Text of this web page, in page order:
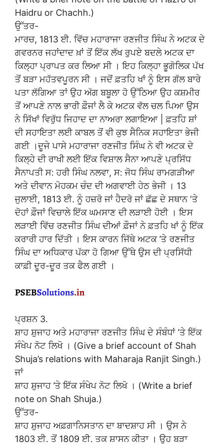
Haidru or Chachh.)
ਉੱਤਰ-
ਮਾਰਚ, 1813 ਈ. ਵਿੱਚ ਮਹਾਰਾਜਾ ਰਣਜੀਤ ਸਿੰਘ ਨੇ ਅਟਕ ਦੇ
ਗਵਰਨਰ ਜਹਾਂਦਾਦ ਖ਼ਾਂ ਤੋਂ ਇੱਕ ਲੱਖ ਰੁਪਏ ਬਦਲੇ ਅਟਕ ਦਾ
ਕਿਲ੍ਹਾ ਪ੍ਰਾਪਤ ਕਰ ਲਿਆ ਸੀ । ਇਹ ਕਿਲ੍ਹਾ ਭੂਗੋਲਿਕ ਪੱਖ
ਤੋਂ ਬੜਾ ਮਹੱਤਵਪੂਰਨ ਸੀ । ਜਦੋਂ ਫ਼ਤਹਿ ਖਾਂ ਨੂੰ ਇਸ ਗੱਲ ਬਾਰੇ
ਪਤਾ ਲੱਗਿਆ ਤਾਂ ਉਹ ਅੱਗ ਬਬੂਲਾ ਹੋ ਉੱਠਿਆ ਉਹ ਕਸ਼ਮੀਰ
ਤੋਂ ਆਪਣੇ ਨਾਲ ਭਾਰੀ ਫ਼ੌਜਾਂ ਲੈ ਕੇ ਅਟਕ ਵੱਲ ਚਲ ਪਿਆ ਉਸ
ਨੇ ਸਿੱਖਾਂ ਵਿਰੁੱਧ ਜਿਹਾਦ ਦਾ ਨਾਅਰਾ ਲਗਾਇਆ | ਫ਼ਤਹਿ ਸ਼ਾਂ
ਦੀ ਸਹਾਇਤਾ ਲਈ ਕਾਬਲ ਤੋਂ ਵੀ ਕੁਝ ਸੈਨਿਕ ਸਹਾਇਤਾ ਭੇਜੀ
ਗਈ ।ਦੂਜੇ ਪਾਸੇ ਮਹਾਰਾਜਾ ਰਣਜੀਤ ਸਿੰਘ ਨੇ ਵੀ ਅਟਕ ਦੇ
ਕਿਲ੍ਹੇ ਦੀ ਰਾਖੀ ਲਈ ਇੱਕ ਵਿਸ਼ਾਲ ਸੈਨਾ ਆਪਣੇ ਪ੍ਰਸਿੱਧ
ਸੈਨਾਪਤੀ ਸ: ਹਰੀ ਸਿੰਘ ਨਲਵਾ, ਸ: ਜੋਧ ਸਿੰਘ ਰਾਮਗੜੀਆ
ਅਤੇ ਦੀਵਾਨ ਮੋਹਕਮ ਚੰਦ ਦੀ ਅਗਵਾਈ ਹੇਠ ਭੇਜੀ । 13
ਜੁਲਾਈ, 1813 ਈ. ਨੂੰ ਹਜ਼ਰੋ ਜਾਂ ਹੈਦਰੋ ਜਾਂ ਛੱਛ ਦੇ ਸਥਾਨ ‘ਤੇ
ਦੋਹਾਂ ਫ਼ੌਜਾਂ ਵਿਚਾਲੇ ਇੱਕ ਘਮਸਾਣ ਦੀ ਲੜਾਈ ਹੋਈ । ਇਸ
ਲੜਾਈ ਵਿੱਚ ਰਣਜੀਤ ਸਿੰਘ ਦੀਆਂ ਫ਼ੌਜਾਂ ਨੇ ਫ਼ਤਹਿ ਖਾਂ ਨੂੰ ਇੱਕ
ਕਰਾਰੀ ਹਾਰ ਦਿੱਤੀ । ਇਸ ਕਾਰਨ ਜਿੱਥੇ ਅਟਕ ’ਤੇ ਰਣਜੀਤ
ਸਿੰਘ ਦਾ ਅਧਿਕਾਰ ਪੱਕਾ ਹੋ ਗਿਆ ਉੱਥੇ ਉਸ ਦੀ ਪ੍ਰਸਿੱਧੀ
ਕਾਫ਼ੀ ਦੂਰ-ਦੂਰ ਤਕ ਫੈਲ ਗਈ ।
ਪ੍ਰਸ਼ਨ 3.
ਸ਼ਾਹ ਸ਼ੁਜਾਹ ਅਤੇ ਮਹਾਰਾਜਾ ਰਣਜੀਤ ਸਿੰਘ ਦੇ ਸੰਬੰਧਾਂ ‘ਤੇ ਇੱਕ
ਸੰਖੇਪ ਨੋਟ ਲਿਖੋ । (Give a brief account of Shah
Shuja’s relations with Maharaja Ranjit Singh.)
ਜਾਂ
ਸ਼ਾਹ ਸ਼ੁਜਾਹ ’ਤੇ ਇੱਕ ਸੰਖੇਪ ਨੋਟ ਲਿਖੋ । (Write a brief
note on Shah Shuja.)
ਉੱਤਰ-
ਸ਼ਾਹ ਸ਼ੁਜਾਹ ਅਫ਼ਗਾਨਿਸਤਾਨ ਦਾ ਬਾਦਸ਼ਾਹ ਸੀ । ਉਸ ਨੇ
1803 ਈ. ਤੋਂ 1809 ਈ. ਤਕ ਸ਼ਾਸਨ ਕੀਤਾ । ਉਹ ਬੜਾ